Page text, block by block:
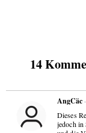
14
AngCäc
Dieses
jedoch in